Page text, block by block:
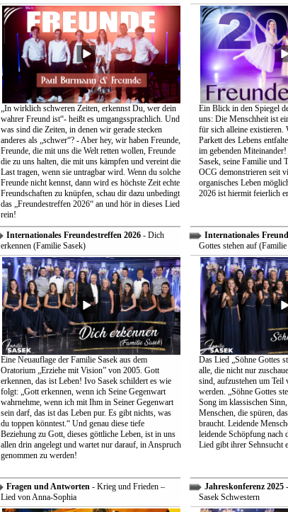
„In wirklich schweren Zeiten, erkennst Du, wer dein
wahrer Freund ist“- heißt es umgangssprachlich. Und
was sind die Zeiten, in denen wir gerade stecken
anderes als „schwer“? - Aber hey, wir haben Freunde,
Freunde, die mit uns die Welt retten wollen, Freunde
die zu uns halten, die mit uns kämpfen und vereint die
Last tragen, wenn sie untragbar wird. Wenn du solche
Freunde nicht kennst, dann wird es höchste Zeit echte
Freundschaften zu knüpfen, schau dir dazu unbedingt
das „Freundestreffen 2026“ an und hör in dieses Lied
rein!
Ein Blick in den Spiegel
uns: Die Menschheit ist
für sich alleine existieren.
Parkett des Lebens
im gebenden
Sasek, seine Familie und
OCG demonstrieren seit
organisches Leben
2026 ist hiermit feierlich
Internationales Freundestreffen 2026- Dich
erkennen (Familie Sasek)
Eine Neuauflage der Familie Sasek aus dem
Oratorium „Erziehe mit Vision” von 2005. Gott
erkennen, das ist Leben! Ivo Sasek schildert es wie
folgt: „Gott erkennen, wenn ich Seine Gegenwart
wahrnehme, wenn ich mit Ihm in Seiner Gegenwart
sein darf, das ist das Leben pur. Es gibt nichts, was
du toppen könntest.“ Und genau diese tiefe
Beziehung zu Gott, dieses göttliche Leben, ist in uns
allen drin angelegt und wartet nur darauf, in Anspruch
genommen zu werden!
Internationales
Gottes stehen auf (Familie
Das Lied „Söhne Gottes
alle, die nicht nur
sind, aufzustehen um Teil
werden. „Söhne Gottes
Song im klassischen
Menschen, die spüren,
braucht. Leidende
leidende Schöpfung nach
Lied gibt ihrer Sehnsucht
Fragen und Antworten- Krieg und Frieden –
Lied von Anna-Sophia
Jahreskonferenz 2025-
Sasek Schwestern